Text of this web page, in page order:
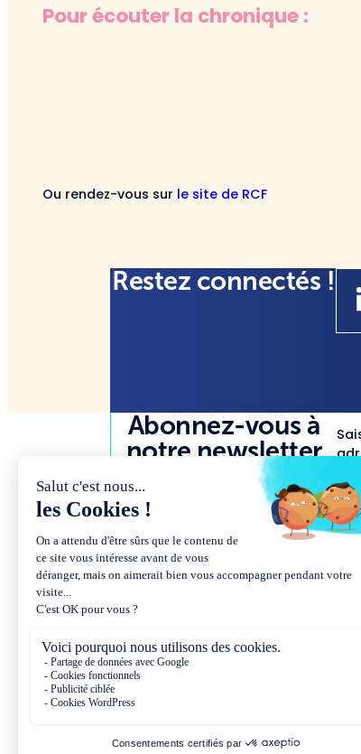
Pour écouter la chronique :
Ou rendez-vous sur le site de RCF
Restez connectés !
Abonnez-vous à
notre newsletter
NOUS
Missions et
Équipe et